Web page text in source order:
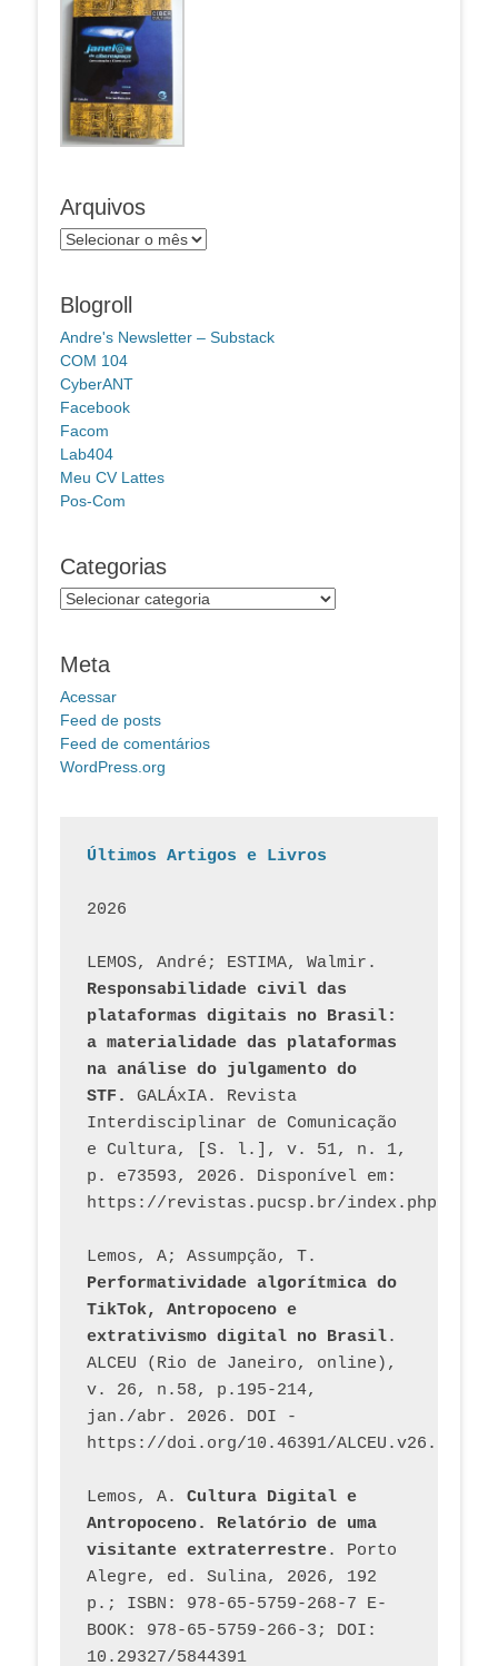
Arquivos
Arquivos
Blogroll
Andre's Newsletter – Substack
COM 104
CyberANT
Facebook
Facom
Lab404
Meu CV Lattes
Pos-Com
Categorias
Categorias
Meta
Acessar
Feed de posts
Feed de comentários
WordPress.org
Últimos Artigos e Livros
2026
Responsabilidade civil das
plataformas digitais no Brasil:
a materialidade das plataformas
na análise do julgamento do
STF.
GALÁxIA. Revista
Interdisciplinar de Comunicação
e Cultura, [S. l.], v. 51, n. 1,
p. e73593, 2026. Disponível em:
Performatividade algorítmica do
TikTok, Antropoceno e
extrativismo digital no Brasil.
ALCEU (Rio de Janeiro, online),
v. 26, n.58, p.195-214,
jan./abr. 2026. DOI -
https://doi.org/10.46391/
Lemos, A. Cultura Digital e
Antropoceno. Relatório de uma
visitante extraterrestre. Porto
Alegre, ed. Sulina, 2026, 192
p.; ISBN: 978-65-5759-268-7 E-
BOOK: 978-65-5759-266-3; DOI:
10.29327/5844391